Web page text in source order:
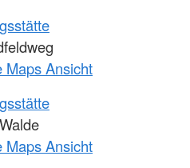
Maps Ansicht
Maps Ansicht